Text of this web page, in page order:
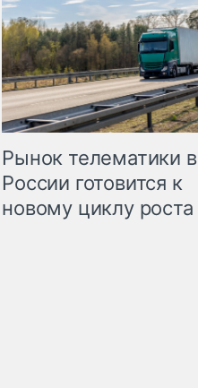
Рынок телематики в
России готовится к
новому циклу роста